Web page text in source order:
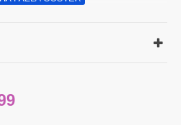
Balon, kutlamalarınızı daha